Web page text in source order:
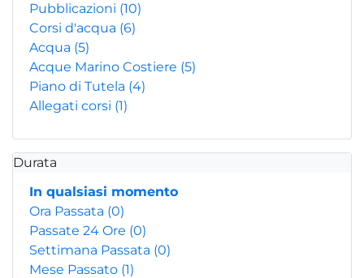
Pubblicazioni (10)
Corsi d'acqua (6)
Acqua (5)
Acque Marino Costiere (5)
Piano di Tutela (4)
Allegati corsi (1)
Durata
In qualsiasi momento
Ora Passata (0)
Passate 24 Ore (0)
Settimana Passata (0)
Mese Passato (1)